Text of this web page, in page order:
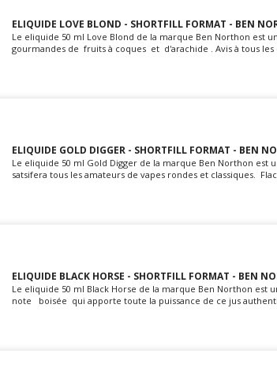
ELIQUIDE LOVE BLOND - SHORTFILL FORMAT - BEN
Le eliquide 50 ml Love Blond de la marque Ben Northon
gourmandes de fruits à coques et d'arachide . Avis à tous les
ELIQUIDE GOLD DIGGER - SHORTFILL FORMAT - BEN
Le eliquide 50 ml Gold Digger de la marque Ben Northon
satsifera tous les amateurs de vapes rondes et classiques.
ELIQUIDE BLACK HORSE - SHORTFILL FORMAT - BEN
Le eliquide 50 ml Black Horse de la marque Ben Northon
note boisée qui apporte toute la puissance de ce jus